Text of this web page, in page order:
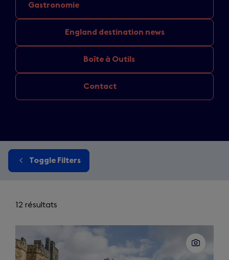
Gastronomie
England destination news
Boîte à Outils
Contact
Toggle Filters
12 résultats